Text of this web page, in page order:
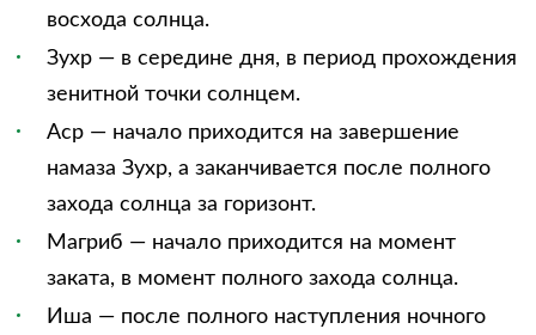
восхода солнца.
Зухр — в середине дня, в период прохождения
зенитной точки солнцем.
Аср — начало приходится на завершение
намаза Зухр, а заканчивается после полного
захода солнца за горизонт.
Магриб — начало приходится на момент
заката, в момент полного захода солнца.
Иша — после полного наступления ночного